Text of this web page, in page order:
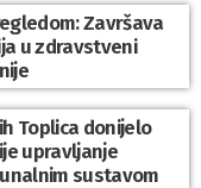
Završava
u zdravstveni
Toplica donijelo
upravljanje
sustavom